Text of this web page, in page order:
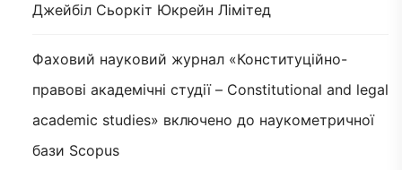
Джейбіл Сьоркіт Юкрейн Лімітед
Фаховий науковий журнал «Конституційно-
правові академічні студії – Constitutional and legal
academic studies» включено до наукометричної
бази Scopus